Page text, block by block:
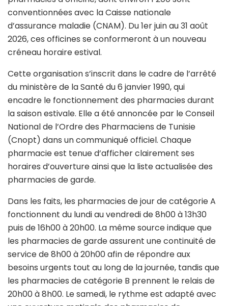
conventionnées avec la Caisse nationale
d’assurance maladie (CNAM). Du 1er juin au 31 août
2026, ces officines se conformeront à un nouveau
créneau horaire estival.
Cette organisation s’inscrit dans le cadre de l’arrêté
du ministère de la Santé du 6 janvier 1990, qui
encadre le fonctionnement des pharmacies durant
la saison estivale. Elle a été annoncée par le Conseil
National de l’Ordre des Pharmaciens de Tunisie
(Cnopt) dans un communiqué officiel. Chaque
pharmacie est tenue d’afficher clairement ses
horaires d’ouverture ainsi que la liste actualisée des
pharmacies de garde.
Dans les faits, les pharmacies de jour de catégorie A
fonctionnent du lundi au vendredi de 8h00 à 13h30
puis de 16h00 à 20h00. La même source indique que
les pharmacies de garde assurent une continuité de
service de 8h00 à 20h00 afin de répondre aux
besoins urgents tout au long de la journée, tandis que
les pharmacies de catégorie B prennent le relais de
20h00 à 8h00. Le samedi, le rythme est adapté avec